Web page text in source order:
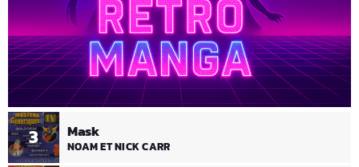
3 Mask
NOAM ET NICK CARR